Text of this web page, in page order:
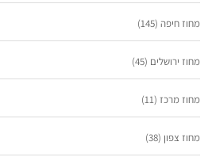
מחוז חיפה (145)
מחוז ירושלים (45)
מחוז מרכז (11)
מחוז צפון (38)